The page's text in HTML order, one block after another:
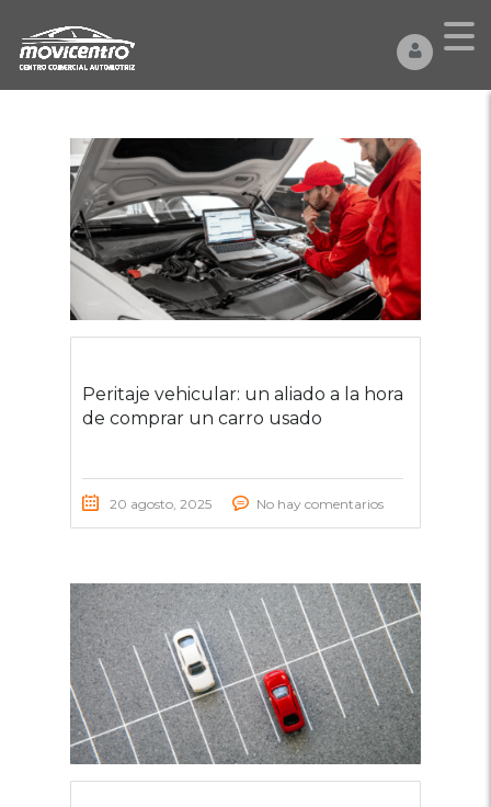
Peritaje vehicular: un aliado a la hora
de comprar un carro usado
20 agosto, 2025 No hay comentarios